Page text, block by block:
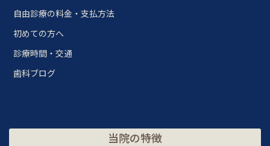
自由診療の料金・支払方法
初めての方へ
診療時間・交通
歯科ブログ
当院の特徴